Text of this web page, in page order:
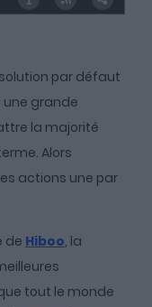
par défaut
une grande
la majorité
Alors
actions une par
de Hiboo, la
tout le monde